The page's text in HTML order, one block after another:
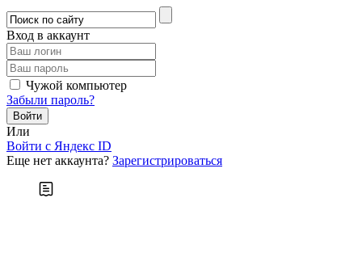
Вход в аккаунт
Чужой компьютер
Забыли пароль?
Или
Войти c Яндекс ID
Еще нет аккаунта? Зарегистрироваться